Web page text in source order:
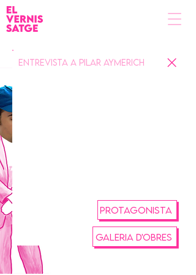
Entrevista a Pilar Aymerich
PROTAGONISTA
GALERIA D'OBRES